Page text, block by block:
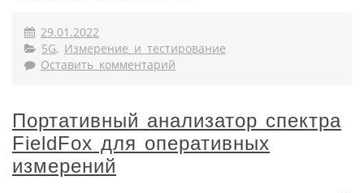
29.01.2022
5G, Измерение и тестирование
Оставить комментарий
Портативный анализатор спектра
FieldFox для оперативных
измерений